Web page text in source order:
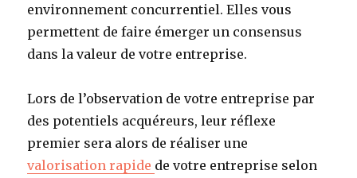
environnement concurrentiel. Elles vous
permettent de faire émerger un consensus
dans la valeur de votre entreprise.
Lors de l’observation de votre entreprise par
des potentiels acquéreurs, leur réflexe
premier sera alors de réaliser une
valorisation rapide de votre entreprise selon